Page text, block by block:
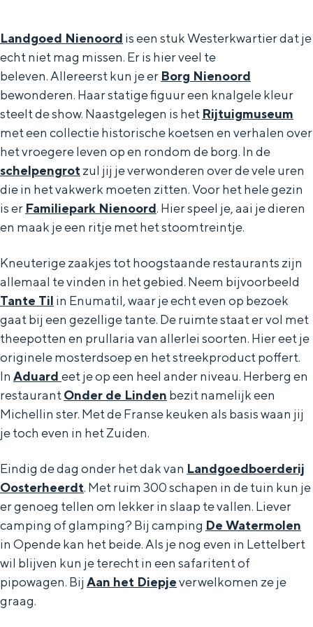
u
m
s
t
e
l
a
n
Landgoed Nienoord is een stuk Westerkwartier dat je
echt niet mag missen. Er is hier veel te
beleven. Allereerst kun je er Borg Nienoord
bewonderen. Haar statige figuur een knalgele kleur
steelt de show. Naastgelegen is het Rijtuigmuseum
met een collectie historische koetsen en verhalen over
het vroegere leven op en rondom de borg. In de
schelpengrot zul jij je verwonderen over de vele uren
die in het vakwerk moeten zitten. Voor het hele gezin
is er Familiepark Nienoord. Hier speel je, aai je dieren
en maak je een ritje met het stoomtreintje.
Kneuterige zaakjes tot hoogstaande restaurants zijn
allemaal te vinden in het gebied. Neem bijvoorbeeld
Tante Til in Enumatil, waar je echt even op bezoek
gaat bij een gezellige tante. De ruimte staat er vol met
theepotten en prullaria van allerlei soorten. Hier eet je
originele mosterdsoep en het streekproduct poffert.
In Aduard eet je op een heel ander niveau. Herberg en
restaurantOnder de Linden bezit namelijk een
Michellin ster. Met de Franse keuken als basis waan jij
je toch even in het Zuiden.
Eindig de dag onder het dak van Landgoedboerderij
Oosterheerdt. Met ruim 300 schapen in de tuin kun je
er genoeg tellen om lekker in slaap te vallen. Liever
camping of glamping? Bij camping De Watermolen
in Opende kan het beide. Als je nog even in Lettelbert
wil blijven kun je terecht in een safaritent of
pipowagen. Bij Aan het Diepjeverwelkomen ze je
graag.